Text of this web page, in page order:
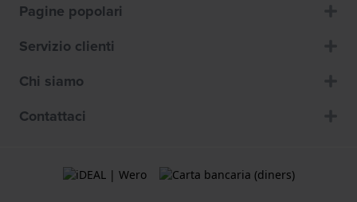
Pagine popolari
Servizio clienti
Chi siamo
Contattaci